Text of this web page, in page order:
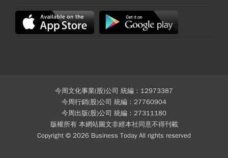
今周文化事業(股)公司 統編：12973387
今周行銷(股)公司 統編：27760904
今周出版(股)公司 統編：27311180
版權所有 本網站圖文非經本社同意不得刊載
Copyright © 2026 Business Today All rights reserved